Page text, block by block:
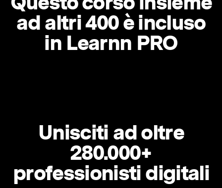
ad altri 400 è incluso
in Learnn PRO
Unisciti ad oltre
280.000+
professionisti digitali